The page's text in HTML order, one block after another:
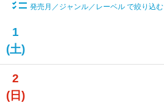
発売月／ジャンル／レーベル で絞り込む
1
(土)
2
(日)